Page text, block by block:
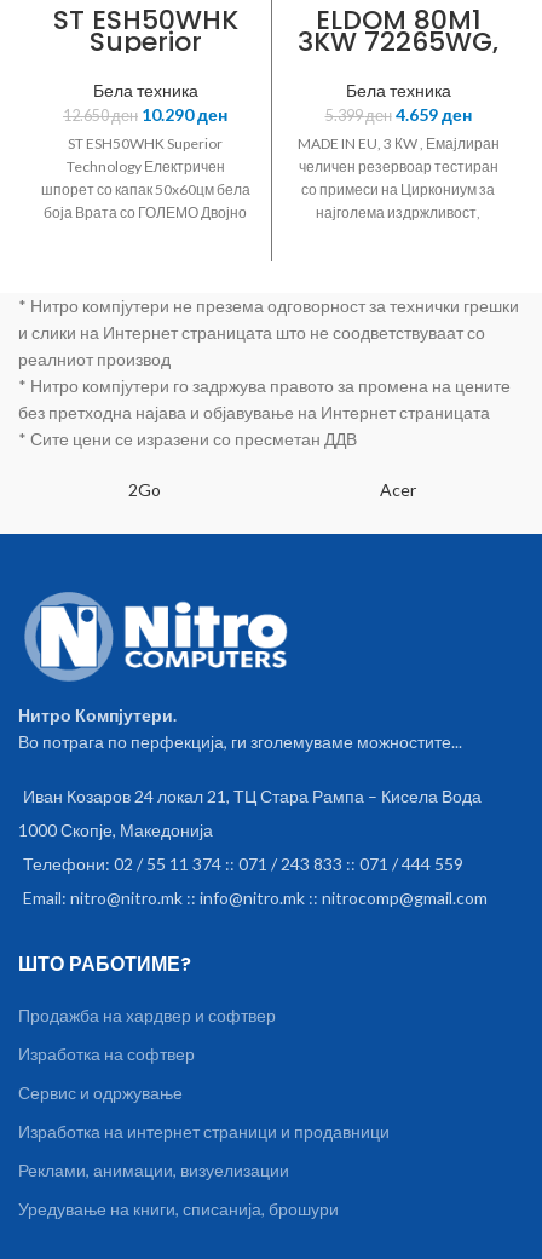
ST ESH50WHK
Superior
Technology
Електричен
шпорет со капак
50×60цм
Бела техника
12.650ден 10.290ден
ST ESH50WHK Superior
Technology Електричен
шпорет со капак 50x60цм бела
боја Врата со ГОЛЕМО Двојно
technology Капацитет на
рерна 58л 4 електрични
термостат 1 тава + 1 решетка
А енергетска класа
ELDOM 80M1
3KW 72265WG,
Eлектричен
бојлер, 80л
Бела техника
5.399ден 4.659ден
MADE IN EU, 3 КW , Емајлиран
челичен резервоар тестиран
со примеси на Циркониум за
најголема издржливост,
вентил до 8 бари, Надворешен
Термостат за одбирање
боја, Димензии ВxШxД
82.5x43.5x45.5 цм тежина 20кг,
IPX3 ниво на заштита
* Нитро компјутери не презема одговорност за технички грешки
и слики на Интернет страницата што не соодветствуваат со
реалниот производ
* Нитро компјутери го задржува правото за промена на цените
без претходна најава и објавување на Интернет страницата
* Сите цени се изразени со пресметан ДДВ
2Go Acer
Нитро Компјутери.
Во потрага по перфекција, ги зголемуваме можностите...
Иван Козаров 24 локал 21, ТЦ Стара Рампа – Кисела Вода
1000 Скопје, Македонија
Телефони: 02 / 55 11 374 :: 071 / 243 833 :: 071 / 444 559
Email: nitro@nitro.mk :: info@nitro.mk :: nitrocomp@gmail.com
ШТО РАБОТИМЕ?
Продажба на хардвер и софтвер
Изработка на софтвер
Сервис и одржување
Изработка на интернет страници и продавници
Реклами, анимации, визуелизации
Уредување на книги, списанија, брошури